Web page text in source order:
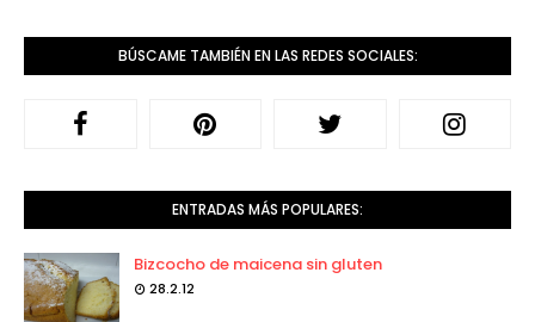
BÚSCAME TAMBIÉN EN LAS REDES SOCIALES:
ENTRADAS MÁS POPULARES:
Bizcocho de maicena sin gluten
28.2.12